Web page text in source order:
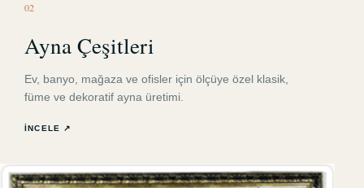
02
Ayna Çeşitleri
Ev, banyo, mağaza ve ofisler için ölçüye özel klasik,
füme ve dekoratif ayna üretimi.
İNCELE ↗